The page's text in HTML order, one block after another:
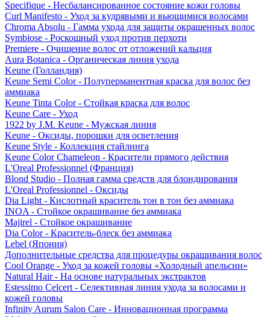
Specifique - Несбалансированное состояние кожи головы
Curl Manifesto - Уход за кудрявыми и вьющимися волосами
Chroma Absolu - Гамма ухода для защиты окрашенных волос
Symbiose - Роскошный уход против перхоти
Premiere - Очищение волос от отложений кальция
Aura Botanica - Органическая линия ухода
Keune (Голландия)
Keune Semi Color - Полуперманентная краска для волос без
аммиака
Keune Tinta Color - Стойкая краска для волос
Keune Care - Уход
1922 by J.M. Keune - Мужская линия
Keune - Оксиды, порошки для осветления
Keune Style - Коллекция стайлинга
Keune Color Chameleon - Красители прямого действия
L'Oreal Professionnel (Франция)
Blond Studio - Полная гамма средств для блондирования
L'Oreal Professionnel - Оксиды
Dia Light - Кислотный краситель тон в тон без аммиака
INOA - Стойкое окрашивание без аммиака
Majirel - Стойкое окрашивание
Dia Color - Краситель-блеск без аммиака
Lebel (Япония)
Дополнительные средства для процедуры окрашивания волос
Cool Orange - Уход за кожей головы «Холодный апельсин»
Natural Hair - На основе натуральных экстрактов
Estessimo Celcert - Селективная линия ухода за волосами и
кожей головы
Infinity Aurum Salon Care - Инновационная программа